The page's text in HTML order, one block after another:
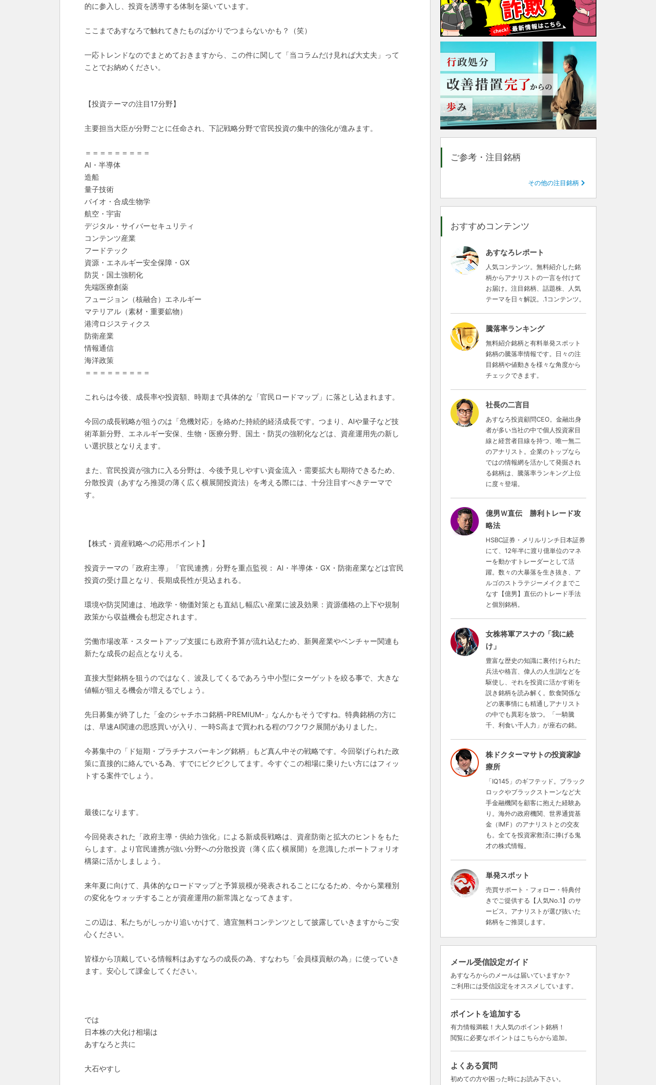
的に参入し、投資を誘導する体制を築いています。
ここまであすなろで触れてきたものばかりでつまらないかも？（笑）
一応トレンドなのでまとめておきますから、この件に関して「当コラムだけ見れば大丈夫」って
ことでお納めください。
【投資テーマの注目17分野】
主要担当大臣が分野ごとに任命され、下記戦略分野で官民投資の集中的強化が進みます。
＝＝＝＝＝＝＝＝＝
AI・半導体
造船
量子技術
バイオ・合成生物学
航空・宇宙
デジタル・サイバーセキュリティ
コンテンツ産業
フードテック
資源・エネルギー安全保障・GX
防災・国土強靭化
先端医療創薬
フュージョン（核融合）エネルギー
マテリアル（素材・重要鉱物）
港湾ロジスティクス
防衛産業
情報通信
海洋政策
＝＝＝＝＝＝＝＝＝
これらは今後、成長率や投資額、時期まで具体的な「官民ロードマップ」に落とし込まれます。
今回の成長戦略が狙うのは「危機対応」を絡めた持続的経済成長です。つまり、AIや量子など技
術革新分野、エネルギー安保、生物・医療分野、国土・防災の強靭化などは、資産運用先の新し
い選択肢となりえます。
また、官民投資が強力に入る分野は、今後予見しやすい資金流入・需要拡大も期待できるため、
分散投資（あすなろ推奨の薄く広く横展開投資法）を考える際には、十分注目すべきテーマで
す。
【株式・資産戦略への応用ポイント】
投資テーマの「政府主導」「官民連携」分野を重点監視： AI・半導体・GX・防衛産業などは官民
投資の受け皿となり、長期成長性が見込まれる。
環境や防災関連は、地政学・物価対策とも直結し幅広い産業に波及効果：資源価格の上下や規制
政策から収益機会も想定されます。
労働市場改革・スタートアップ支援にも政府予算が流れ込むため、新興産業やベンチャー関連も
新たな成長の起点となりえる。​
直接大型銘柄を狙うのではなく、波及してくるであろう中小型にターゲットを絞る事で、大きな
値幅が狙える機会が増えるでしょう。
先日募集が終了した「金のシャチホコ銘柄-PREMIUM-」なんかもそうですね。特典銘柄の方に
は、早速AI関連の思惑買いが入り、一時S高まで買われる程のワクワク展開がありました。
今募集中の「ド短期・プラチナスパーキング銘柄」もど真ん中その戦略です。今回挙げられた政
策に直接的に絡んでいる為、すでにピクピクしてます。今すぐこの相場に乗りたい方にはフィッ
トする案件でしょう。
最後になります。
今回発表された「政府主導・供給力強化」による新成長戦略は、資産防衛と拡大のヒントをもた
らします。より官民連携が強い分野への分散投資（薄く広く横展開）を意識したポートフォリオ
構築に活かしましょう。
来年夏に向けて、具体的なロードマップと予算規模が発表されることになるため、今から業種別
の変化をウォッチすることが資産運用の新常識となってきます。
この辺は、私たちがしっかり追いかけて、適宜無料コンテンツとして披露していきますからご安
心ください。
皆様から頂戴している情報料はあすなろの成長の為、すなわち「会員様貢献の為」に使っていき
ます。安心して課金してください。
では
日本株の大化け相場は
あすなろと共に
大石やすし
ご参考・注目銘柄
その他の注目銘柄
おすすめコンテンツ
あすなろレポート
人気コンテンツ。無料紹介した銘
柄からアナリストの一言を付けて
お届け。注目銘柄、話題株、人気
テーマを日々解説。.1コンテンツ。
騰落率ランキング
無料紹介銘柄と有料単発スポット
銘柄の騰落率情報です。日々の注
目銘柄や値動きを様々な角度から
チェックできます。
社長の二言目
あすなろ投資顧問CEO。金融出身
者が多い当社の中で個人投資家目
線と経営者目線を持つ、唯一無二
のアナリスト。企業のトップなら
ではの情報網を活かして発掘され
る銘柄は、騰落率ランキング上位
に度々登場。
億男Ｗ直伝 勝利トレード攻
略法
HSBC証券・メリルリンチ日本証券
にて、12年半に渡り億単位のマネ
ーを動かすトレーダーとして活
躍。数々の大暴落を生き抜き、ア
ルゴのストラテジーメイクまでこ
なす【億男】直伝のトレード手法
と個別銘柄。
女株将軍アスナの「我に続
け」
豊富な歴史の知識に裏付けられた
兵法や格言、偉人の人生訓などを
駆使し、それを投資に活かす術を
説き銘柄を読み解く。飲食関係な
どの裏事情にも精通しアナリスト
の中でも異彩を放つ。「一騎騰
千、利食い千人力」が座右の銘。
株ドクターマサトの投資家診
療所
「IQ145」のギフテッド。ブラック
ロックやブラックストーンなど大
手金融機関を顧客に抱えた経験あ
り。海外の政府機関、世界通貨基
金（IMF）のアナリストとの交友
も。全てを投資家救済に捧げる鬼
才の株式情報。
単発スポット
売買サポート・フォロー・特典付
きでご提供する【人気No.1】のサ
ービス。アナリストが選び抜いた
銘柄をご推奨します。
メール受信設定ガイド
あすなろからのメールは届いていますか？
ご利用には受信設定をオススメしています。
ポイントを追加する
有力情報満載！大人気のポイント銘柄！
閲覧に必要なポイントはこちらから追加。
よくある質問
初めての方や困った時にお読み下さい。